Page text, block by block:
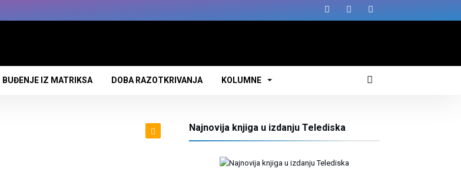
BUĐENJE IZ MATRIKSA DOBA RAZOTKRIVANJA KOLUMNE
Najnovija knjiga u izdanju Telediska